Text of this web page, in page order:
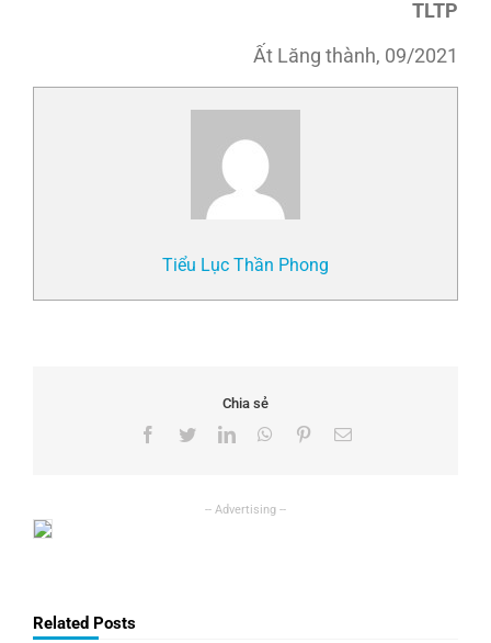
TLTP
Ất Lăng thành, 09/2021
Tiểu Lục Thần Phong
Chia sẻ
Facebook
TwitterLinkedInWhatsApp
PinterestEmail
Related Posts